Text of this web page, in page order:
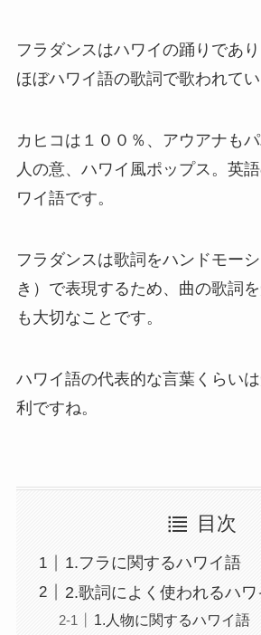
フラダンスはハワイの踊りであ
ほぼハワイ語の歌詞で歌われてい
カヒコは１００％、アウアナも
人の意、ハワイ風ポップス。英
ワイ語です。
フラダンスは歌詞をハンドモー
き）で表現するため、曲の歌詞
も大切なことです。
ハワイ語の代表的な言葉くらい
利ですね。
目次
1.フラに関するハワイ語
2.歌詞によく使われるハワ
1.人物に関するハワイ語